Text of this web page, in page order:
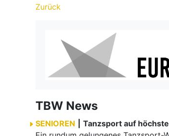
Zurück
TBW News
SENIOREN